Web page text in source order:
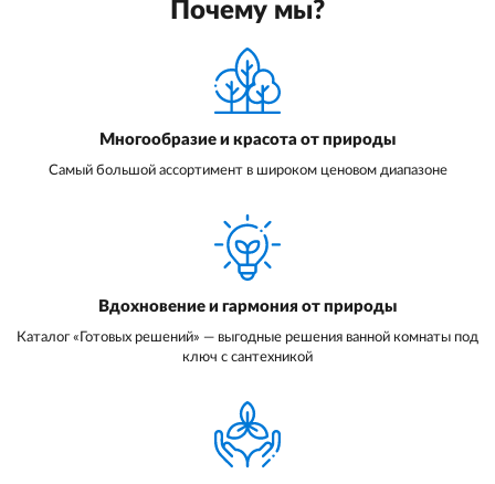
Почему мы?
Многообразие и красота от природы
Самый большой ассортимент в широком ценовом диапазоне
Вдохновение и гармония от природы
Каталог «Готовых решений» — выгодные решения ванной комнаты под
ключ с сантехникой